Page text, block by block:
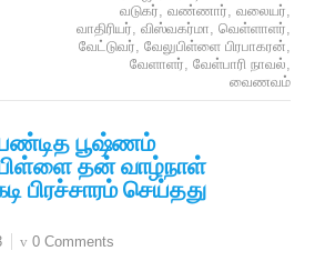
வடுகர், வண்ணார், வலையர்,
வாதிரியர், விஸ்வகர்மா, வெள்ளாளர்,
வேட்டுவர், வேலுபிள்ளை பிரபாகரன்,
வேளாளர், வேள்பாரி நாவல்,
வைணவம்
பூஷ்ணம்
பிள்ளை தன் வாழ்நாள்
பிரச்சாரம் செய்தது
0 Comments